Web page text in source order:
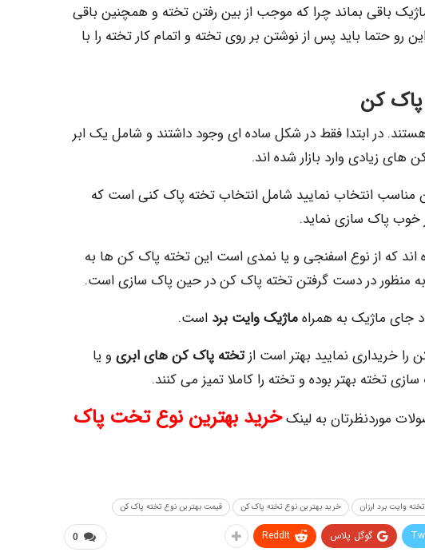
باقی بماند چرا که موجب از بین رفتن تخته و همچنین باقی
رو حتما باید پس از نوشتن بر روی تخته و اتمام کار تخته را با
کن
در ابتدا فقط در شکل ساده ای وجود داشتند و شامل یک ابر
های زیادی وارد بازار شده اند.
مناسب انتخاب نمایید شامل انتخاب تخته پاک کنی است که
خوب پاک سازی نماید.
اند که از نوع اسفنجی و یا نمدی است این تخته پاک کن ها به
منظور در دست گرفتن تخته پاک کن در حین پاک سازی است.
جای ماژیک به همراهماژیک وایت برد است.
را خریداری نمایید بهتر است ازتخته پاک کن های ابری و یا
تخته بهتر بوده و تخته را کاملا تمیز می کنند.
موردنظرتان به لینکخرید بهترین نوع تخت پاک
تخته وایت برد ارزان خرید بهترین نوع تخته پاک کن قیمت بهترین نوع تخته پاک کن
0 گوگل پلاس ReddIt